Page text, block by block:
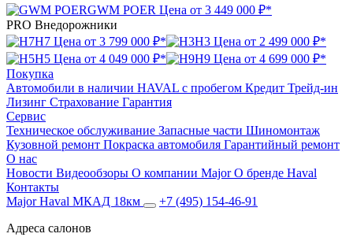
GWM POER Цена от 3 449 000 ₽*
PRO Внедорожники
H7 Цена от 3 799 000 ₽* H3 Цена от 2 499 000 ₽*
H5 Цена от 4 049 000 ₽* H9 Цена от 4 699 000 ₽*
Покупка
Автомобили в наличии HAVAL с пробегом Кредит Трейд-ин
Лизинг Страхование Гарантия
Сервис
Техническое обслуживание Запасные части Шиномонтаж
Кузовной ремонт Покраска автомобиля Гарантийный ремонт
О нас
Новости Видеообзоры О компании MajorО бренде Haval
Контакты
Major Haval МКАД 18км
+7 (495) 154-46-91
Адреса салонов